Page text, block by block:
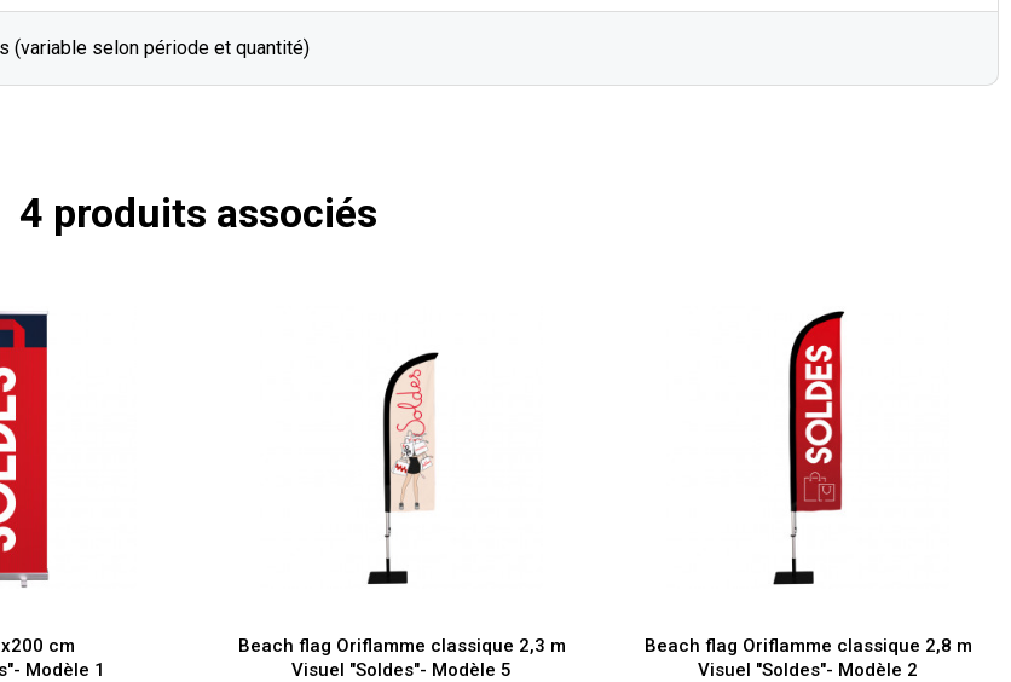
(variable selon période et quantité)
4 produits associés
cm
Modèle 1
Beach flag Oriflamme classique 2,3 m
Visuel "Soldes"- Modèle 5
Beach flag Oriflamme classique 2,8 m
Visuel "Soldes"- Modèle 2